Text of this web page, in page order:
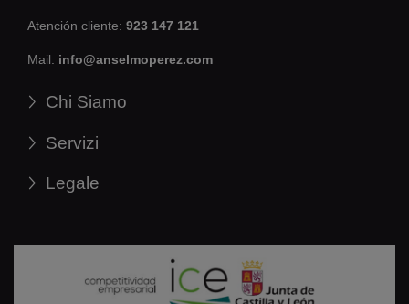
Atención cliente: 923 147 121
Mail: info@anselmoperez.com
Chi Siamo
Servizi
Legale